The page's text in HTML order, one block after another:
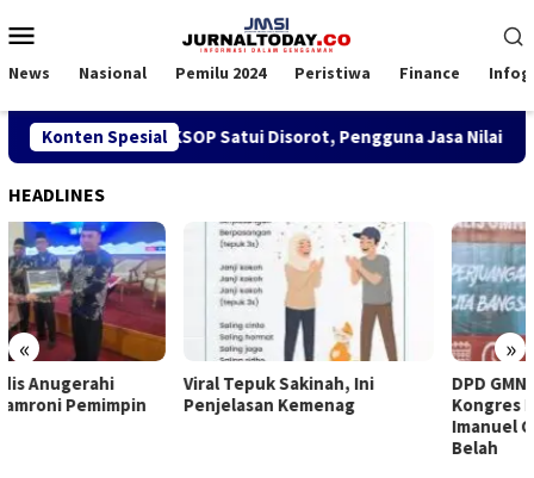
ke
Mobile
News Nasional Pemilu 2024 Peristiwa Finance
Konten Spesial
SPK TKBM di KSOP Satui Disorot, Pengguna Jasa Nilai
HEADLINES
« »
Viral Tepuk Sakinah, Ini
Penjelasan Kemenag
DPD GMNI Kaltim Solid Dorong
Kongres Persatuan: DPP
Imanuel Cahyadi Stop Pecah